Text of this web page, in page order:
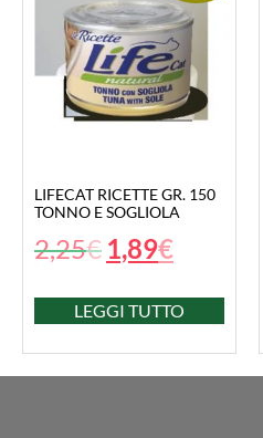
LIFECAT RICETTE GR. 150
TONNO E SOGLIOLA
2,25€ 1,89€
LEGGI TUTTO